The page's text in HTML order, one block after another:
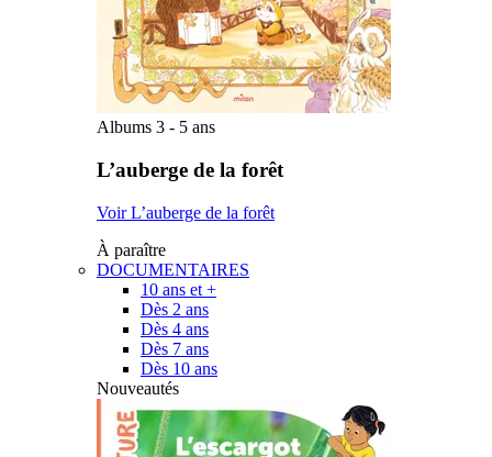
Albums 3 - 5 ans
L’auberge de la forêt
Voir L’auberge de la forêt
À paraître
DOCUMENTAIRES
10 ans et +
Dès 2 ans
Dès 4 ans
Dès 7 ans
Dès 10 ans
Nouveautés